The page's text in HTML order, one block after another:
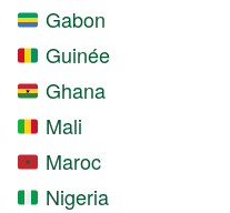
Gabon
Guinée
Ghana
Mali
Maroc
Nigeria